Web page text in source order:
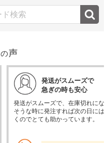
の声
発送がスムーズで
急ぎの時も安心
発送がスムーズで、在庫切れにな
そうな時に発注すれば次の日には
くのでとても助かっています。